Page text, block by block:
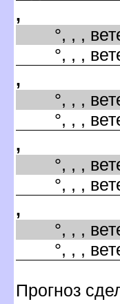
,
°, , ,
°, , ,
,
°, , ,
°, , ,
,
°, , ,
°, , ,
,
°, , ,
°, , ,
Прогноз